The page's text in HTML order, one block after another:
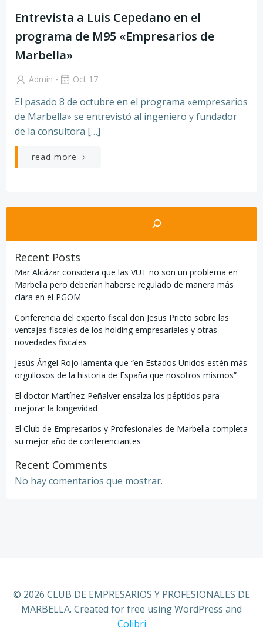
Entrevista a Luis Cepedano en el
programa de M95 «Empresarios de
Marbella»
Admin - Oct 17
El pasado 8 de octubre en el programa «empresarios
de Marbella» se entrevistó al ingeniero y fundador
de la consultora […]
read more
Buscar
Recent Posts
Mar Alcázar considera que las VUT no son un problema en
Marbella pero deberían haberse regulado de manera más
clara en el PGOM
Conferencia del experto fiscal don Jesus Prieto sobre las
ventajas fiscales de los holding empresariales y otras
novedades fiscales
Jesús Ángel Rojo lamenta que “en Estados Unidos estén más
orgullosos de la historia de España que nosotros mismos”
El doctor Martínez-Peñalver ensalza los péptidos para
mejorar la longevidad
El Club de Empresarios y Profesionales de Marbella completa
su mejor año de conferenciantes
Recent Comments
No hay comentarios que mostrar.
© 2026 CLUB DE EMPRESARIOS Y PROFESIONALES DE
MARBELLA. Created for free using WordPress and
Colibri